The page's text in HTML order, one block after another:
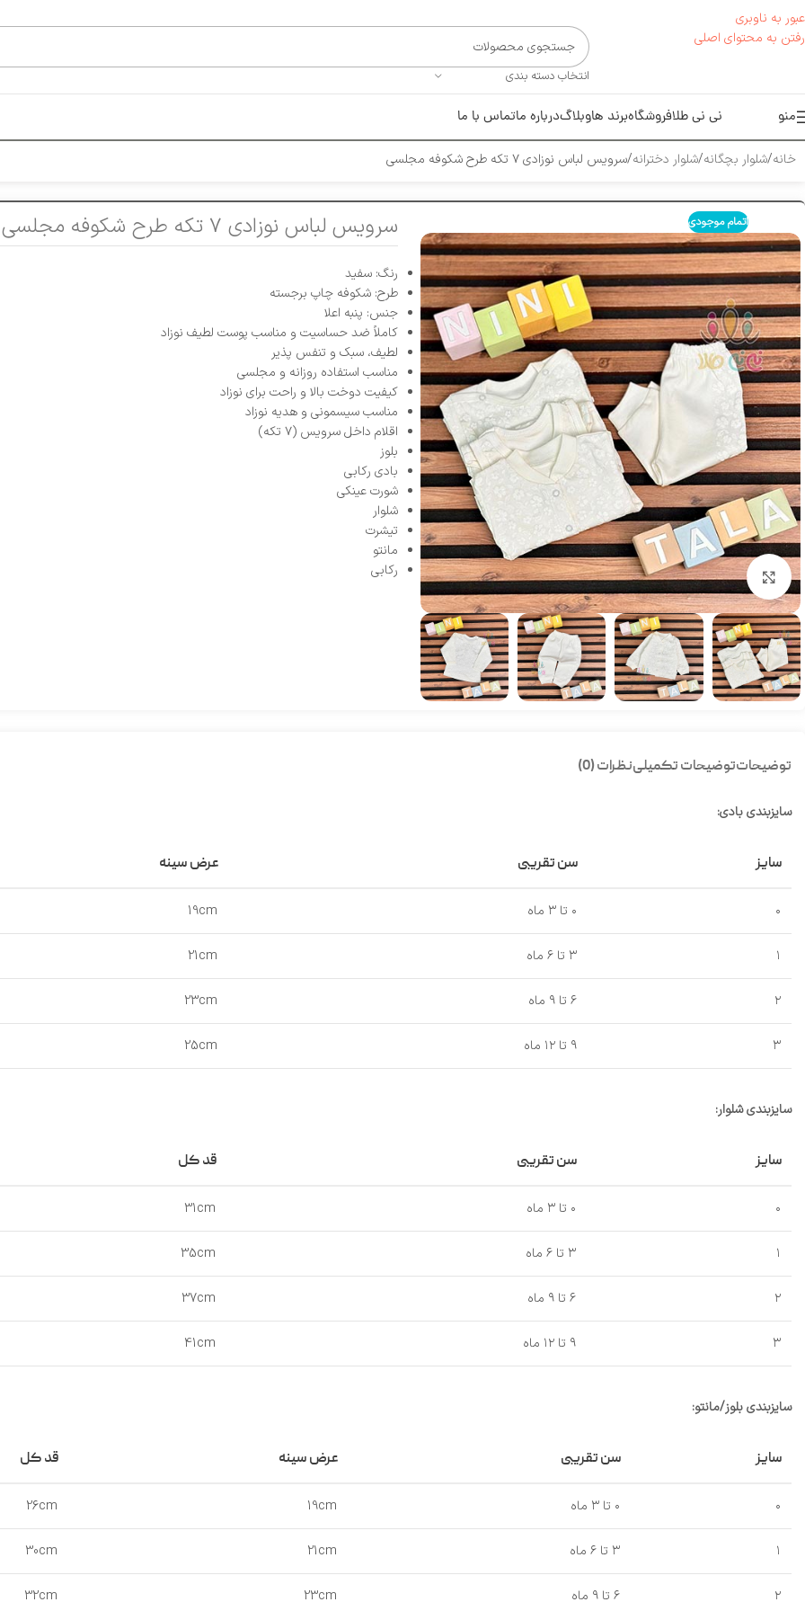
عبور به ناوبری
رفتن به محتوای اصلی
انتخاب دسته بندی
منو نی نی طلافروشگاهبرند هاوبلاگدرباره ماتماس با ما
خانه شلوار بچگانه شلوار دخترانه سرویس لباس نوزادی ۷ تکه طرح شکوفه مجلسی
اتمام موجودی
بزرگنمایی تصویر
سرویس لباس نوزادی ۷ تکه طرح شکوفه مجلسی
رنگ: سفید
طرح: شکوفه چاپ برجسته
جنس: پنبه اعلا
کاملاً ضد حساسیت و مناسب پوست لطیف نوزاد
لطیف، سبک و تنفس‌ پذیر
مناسب استفاده روزانه و مجلسی
کیفیت دوخت بالا و راحت برای نوزاد
مناسب سیسمونی و هدیه نوزاد
اقلام داخل سرویس (۷ تکه)
بلوز
بادی رکابی
شورت عینکی
شلوار
تیشرت
مانتو
رکابی
توضیحاتتوضیحات تکمیلینظرات (0)
سایزبندی بادی:
سایز سن تقریبی عرض سینه
۰ ۰ تا ۳ ماه 19cm
۱ ۳ تا ۶ ماه 21cm
۲ ۶ تا ۹ ماه 23cm
۳ ۹ تا ۱۲ ماه 25cm
سایزبندی شلوار:
سایز سن تقریبی قد کل
۰ ۰ تا ۳ ماه 31cm
۱ ۳ تا ۶ ماه 35cm
۲ ۶ تا ۹ ماه 37cm
۳ ۹ تا ۱۲ ماه 41cm
سایزبندی بلوز/مانتو:
سایز سن تقریبی عرض سینه قد کل
۰ ۰ تا ۳ ماه 19cm
26cm
۱ ۳ تا ۶ ماه 21cm
30cm
۲ ۶ تا ۹ ماه 23cm
32cm